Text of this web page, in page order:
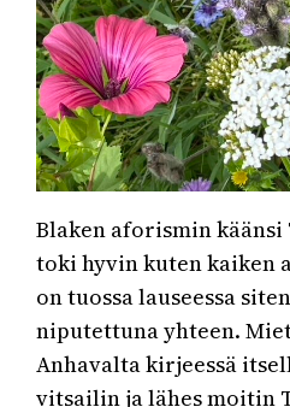
Blaken aforismin käänsi
toki hyvin kuten kaiken
on tuossa lauseessa
niputettuna yhteen.
Anhavalta kirjeessä
vitsailin ja lähes moitin